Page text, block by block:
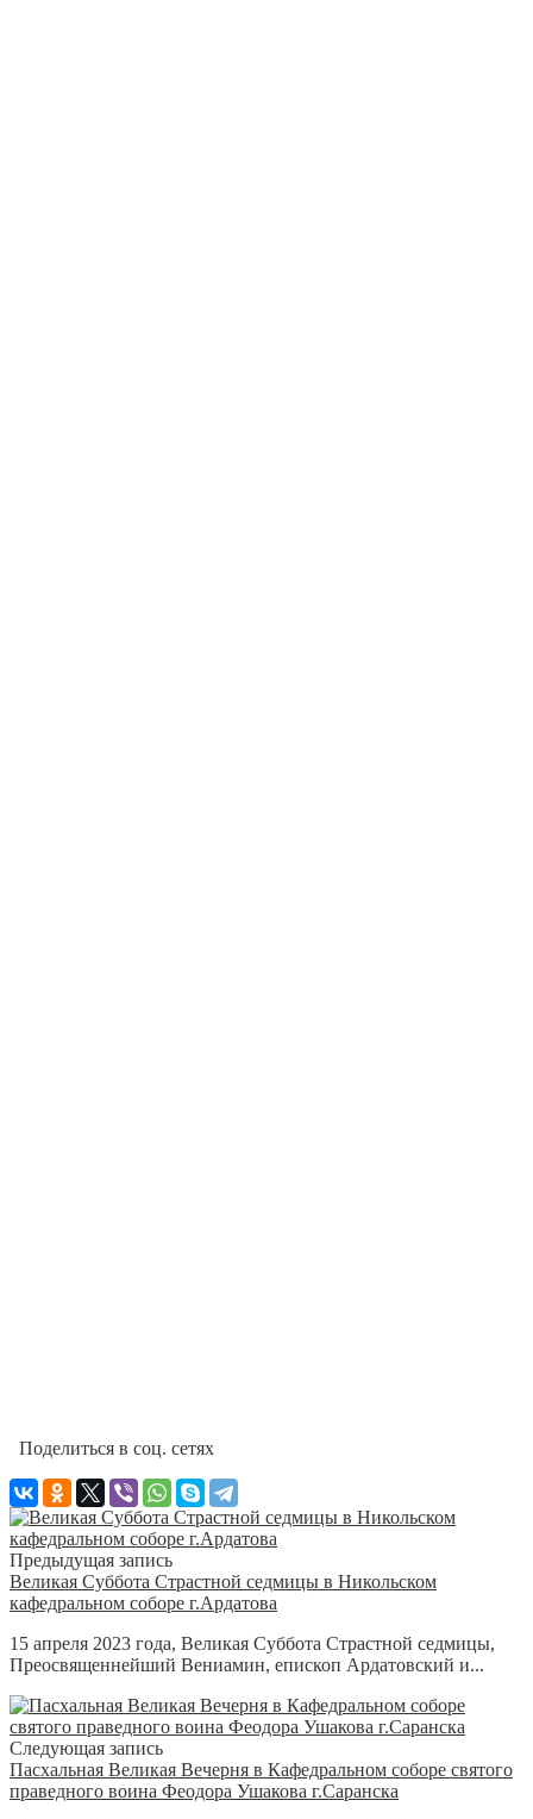
Поделиться в соц. сетях
Предыдущая запись
Великая Суббота Страстной седмицы в Никольском
кафедральном соборе г.Ардатова
15 апреля 2023 года, Великая Суббота Страстной седмицы,
Преосвященнейший Вениамин, епископ Ардатовский и...
Следующая запись
Пасхальная Великая Вечерня в Кафедральном соборе святого
праведного воина Феодора Ушакова г.Саранска